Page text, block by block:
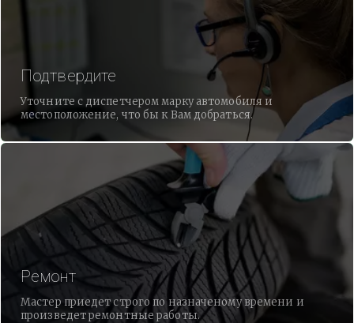
Подтвердите
Уточните с диспетчером марку автомобиля и
местоположение, что бы к Вам добраться.
Ремонт
Мастер приедет строго по назначеному времени и
произведет ремонтные работы.